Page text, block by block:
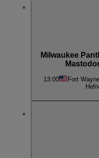
Milwaukee
13:00 Fort